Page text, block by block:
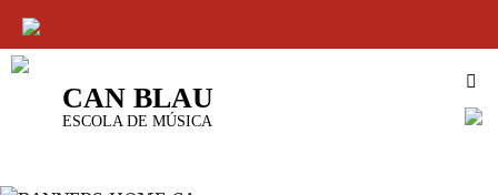
CAN BLAU
ESCOLA DE MÚSICA